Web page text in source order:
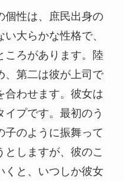
個性は、庶民出身の
大らかな性格で、
ころがあります。陸
、第二は彼が上司で
合わせます。彼女は
プです。最初のう
子のように振舞って
としますが、彼のこ
くと、いつしか彼女